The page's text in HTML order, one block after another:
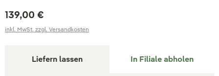
139,00 €
inkl. MwSt. zzgl. Versandkosten
Liefern lassen In Filiale abholen